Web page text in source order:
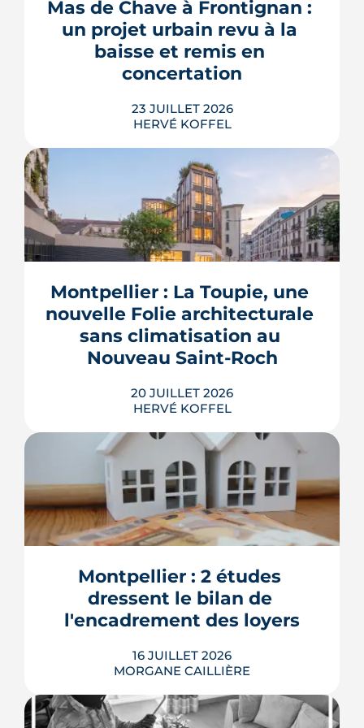
peuvent bloquer le bassin, ou son
remplissage.
LIRE L'ARTICLE
Mas de Chave à Frontignan :
un projet urbain revu à la
baisse et remis en
concertation
23 JUILLET 2026
HERVÉ KOFFEL
Trente logements de moins, une
résidence seniors qui disparaît, des
places de parking converties en îlots de
repart devant les habitants de
Frontignan, et le maire assume d'y
perdre un ou deux ans.
LIRE L'ARTICLE
Montpellier : La Toupie, une
nouvelle Folie architecturale
sans climatisation au
Nouveau Saint-Roch
20 JUILLET 2026
HERVÉ KOFFEL
La Toupie, un immeuble de 19 m en
bois et paille et sans climatiseurs
individuels, sortira de terre place
Dalida. inscrit dans les projets de
nouvelles Folies architecturales, ce
tiers-lieu sera livré en mai 2027.
LIRE L'ARTICLE
Montpellier : 2 études
dressent le bilan de
l'encadrement des loyers
16 JUILLET 2026
MORGANE CAILLIÈRE